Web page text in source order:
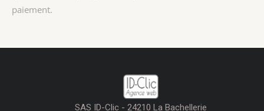
paiement.
SAS ID-Clic - 24210 La Bachellerie